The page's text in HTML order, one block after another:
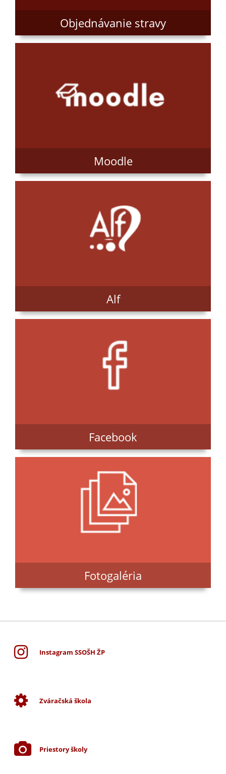
Objednávanie stravy
Moodle
Alf
Facebook
Fotogaléria
Instagram SSOŠH ŽP
Zváračská škola
Priestory školy